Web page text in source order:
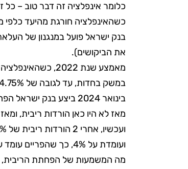
כלומר אינפלציה זה דבר טוב – כל
כשהאינפלציה חורגת מהיעד כלפי
בנק ישראל פועל במנגנון של
את הביקושים).
מאמצע שנת 2022,
במשק בחדות, עד לגובה של 4.75% (ומכאן שריבית הפריים עמדה על 6.25%).
מאז לא היו כאן הורדות ריבית, ומאז ריבית
ועומדת על 4%, כך שהפריים עומד על 5.5%.
מה המשמעות של הפחתת